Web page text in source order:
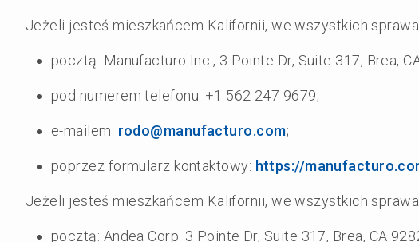
Jeżeli jesteś mieszkańcem Kalifornii, we wszystkich
pocztą: Manufacturo Inc., 3 Pointe Dr, Suite 317, Brea,
pod numerem telefonu: +1 562 247 9679;
e-mailem: rodo@manufacturo.com;
poprzez formularz kontaktowy: https://
Jeżeli jesteś mieszkańcem Kalifornii, we wszystkich
pocztą: Andea Corp. 3 Pointe Dr, Suite 317, Brea, CA